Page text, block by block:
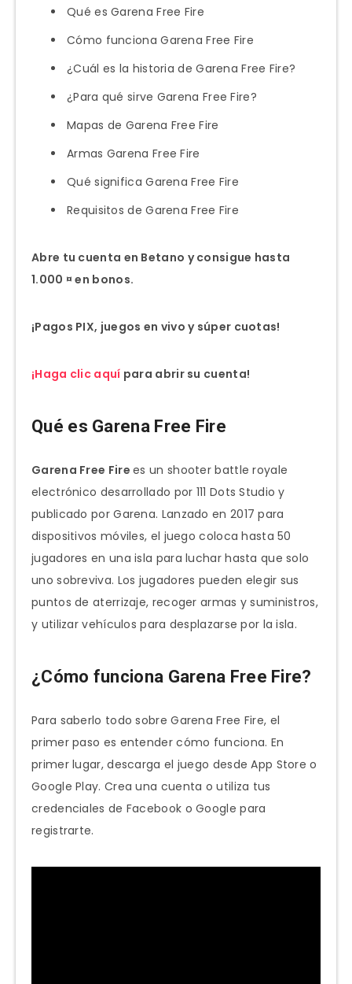
Qué es Garena Free Fire
Cómo funciona Garena Free Fire
¿Cuál es la historia de Garena Free Fire?
¿Para qué sirve Garena Free Fire?
Mapas de Garena Free Fire
Armas Garena Free Fire
Qué significa Garena Free Fire
Requisitos de Garena Free Fire
Abre tu cuenta en Betano y consigue hasta
1.000 ¤ en bonos.
¡Pagos PIX, juegos en vivo y súper cuotas!
¡Haga clic aquí para abrir su cuenta!
Qué es Garena Free Fire
Garena Free Firees un shooter battle royale
electrónico desarrollado por 111 Dots Studio y
publicado por Garena. Lanzado en 2017 para
dispositivos móviles, el juego coloca hasta 50
jugadores en una isla para luchar hasta que solo
uno sobreviva. Los jugadores pueden elegir sus
puntos de aterrizaje, recoger armas y suministros,
y utilizar vehículos para desplazarse por la isla.
¿Cómo funciona Garena Free Fire?
Para saberlo todo sobre Garena Free Fire, el
primer paso es entender cómo funciona. En
primer lugar, descarga el juego desde App Store o
Google Play. Crea una cuenta o utiliza tus
credenciales de Facebook o Google para
registrarte.